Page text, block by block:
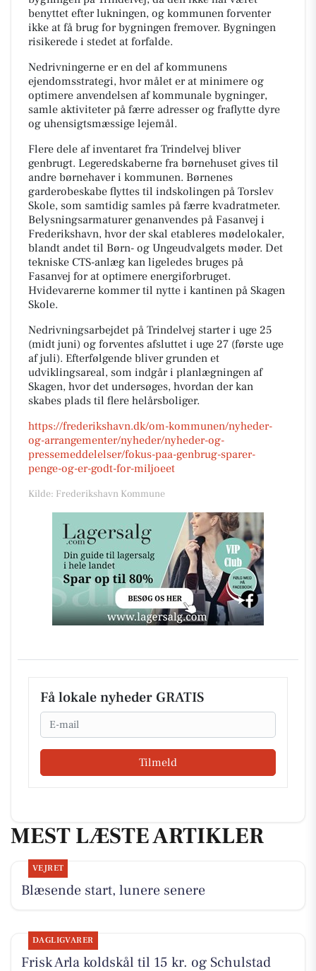
benyttet efter lukningen, og kommunen forventer
ikke at få brug for bygningen fremover. Bygningen
risikerede i stedet at forfalde.
Nedrivningerne er en del af kommunens
ejendomsstrategi, hvor målet er at minimere og
optimere anvendelsen af kommunale bygninger,
samle aktiviteter på færre adresser og fraflytte dyre
og uhensigtsmæssige lejemål.
Flere dele af inventaret fra Trindelvej bliver
genbrugt. Legeredskaberne fra børnehuset gives til
andre børnehaver i kommunen. Børnenes
garderobeskabe flyttes til indskolingen på Torslev
Skole, som samtidig samles på færre kvadratmeter.
Belysningsarmaturer genanvendes på Fasanvej i
Frederikshavn, hvor der skal etableres mødelokaler,
blandt andet til Børn- og Ungeudvalgets møder. Det
tekniske CTS-anlæg kan ligeledes bruges på
Fasanvej for at optimere energiforbruget.
Hvidevarerne kommer til nytte i kantinen på Skagen
Skole.
Nedrivningsarbejdet på Trindelvej starter i uge 25
(midt juni) og forventes afsluttet i uge 27 (første uge
af juli). Efterfølgende bliver grunden et
udviklingsareal, som indgår i planlægningen af
Skagen, hvor det undersøges, hvordan der kan
skabes plads til flere helårsboliger.
https://frederikshavn.dk/om-kommunen/nyheder-
og-arrangementer/nyheder/nyheder-og-
pressemeddelelser/fokus-paa-genbrug-sparer-
penge-og-er-godt-for-miljoeet
Kilde: Frederikshavn Kommune
Få lokale nyheder GRATIS
Email
Tilmeld
MEST LÆSTE ARTIKLER
VEJRET
Blæsende start, lunere senere
DAGLIGVARER
Frisk Arla koldskål til 15 kr. og Schulstad